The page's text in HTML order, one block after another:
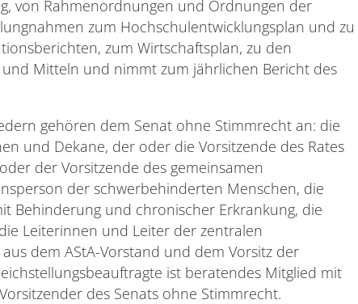
von Rahmenordnungen und Ordnungen der
zum Hochschulentwicklungsplan und zu
zum Wirtschaftsplan, zu den
Mitteln und nimmt zum jährlichen Bericht des
gehören dem Senat ohne Stimmrecht an: die
und Dekane, der oder die Vorsitzende des Rates
der Vorsitzende des gemeinsamen
der schwerbehinderten Menschen, die
Behinderung und chronischer Erkrankung, die
Leiterinnen und Leiter der zentralen
dem AStA-Vorstand und dem Vorsitz der
ist beratendes Mitglied mit
des Senats ohne Stimmrecht.